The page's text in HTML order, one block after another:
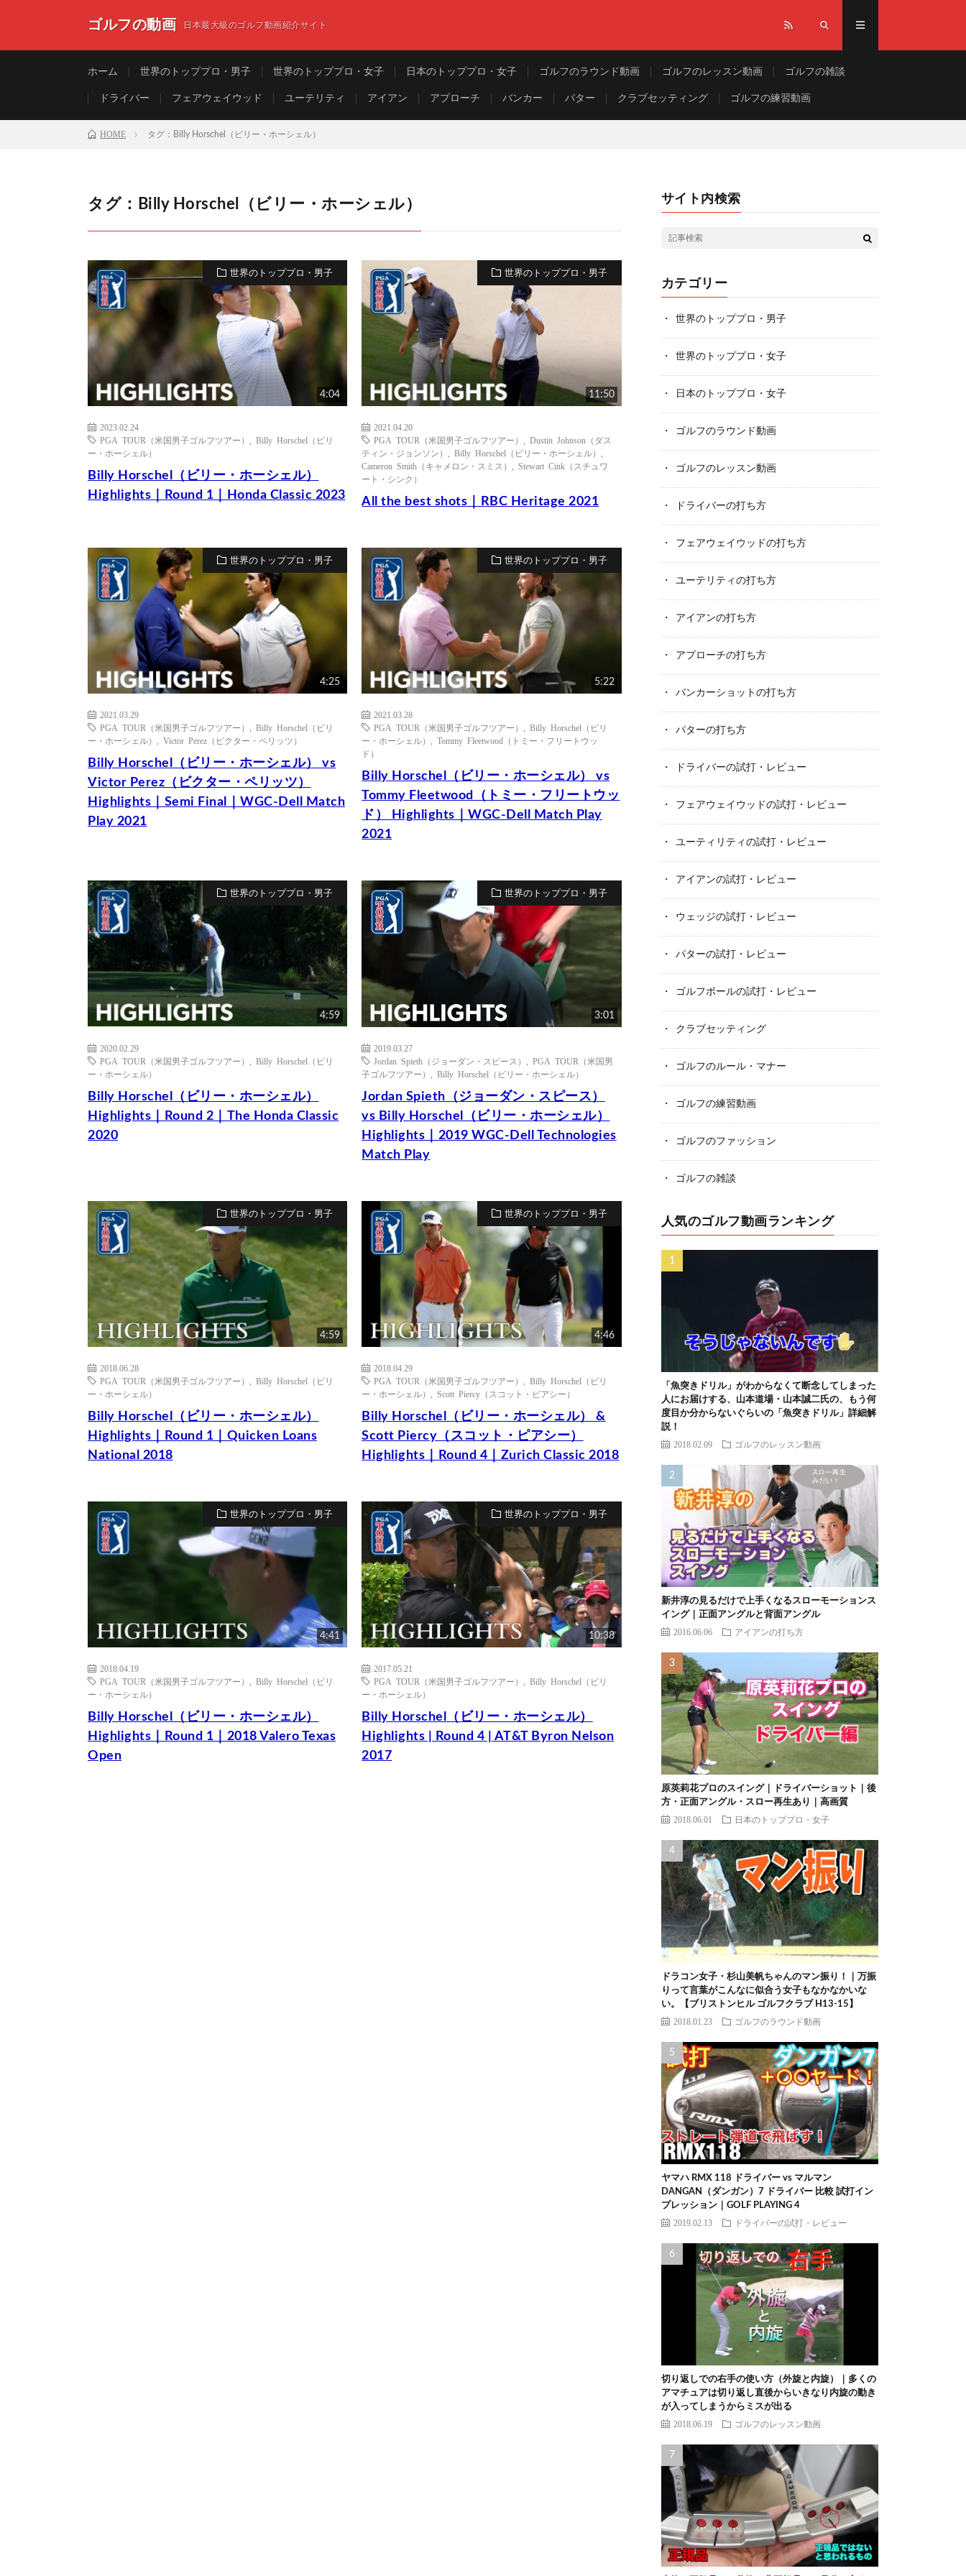
ゴルフの動画 日本最大級のゴルフ動画紹介サイト
ホーム 世界のトッププロ・男子 世界のトッププロ・女子 日本のトッププロ・女子 ゴルフのラウンド動画 ゴルフのレッスン動画 ゴルフの雑談
ドライバー フェアウェイウッド ユーテリティ アイアン アプローチ バンカー パター クラブセッティング ゴルフの練習動画
HOME タグ：Billy Horschel（ビリー・ホーシェル）
タグ：Billy Horschel（ビリー・ホーシェル）
世界のトッププロ・男子
4:04
2023.02.24
PGA TOUR（米国男子ゴルフツアー）
Billy Horschel（ビリ
ー・ホーシェル）
Billy Horschel（ビリー・ホーシェル）
Highlights｜Round 1｜Honda Classic 2023
世界のトッププロ・男子
11:50
2021.04.20
PGA TOUR（米国男子ゴルフツアー）
,Dustin Johnson（ダス
ティン・ジョンソン）
,Billy Horschel（ビリー・ホーシェル）
Cameron Smith（キャメロン・スミス）
Stewart Cink（スチュワ
ート・シンク）
All the best shots｜RBC Heritage 2021
世界のトッププロ・男子
4:25
2021.03.29
PGA TOUR（米国男子ゴルフツアー）
Billy Horschel（ビリ
ー・ホーシェル）
Victor Perez（ビクター・ペリッツ）
Billy Horschel（ビリー・ホーシェル） vs
Victor Perez（ビクター・ペリッツ）
Highlights｜Semi Final｜WGC-Dell Match
Play 2021
世界のトッププロ・男子
5:22
2021.03.28
PGA TOUR（米国男子ゴルフツアー）
,Billy Horschel（ビリ
ー・ホーシェル）
,Tommy Fleetwood（トミー・フリートウッ
ド）
Billy Horschel（ビリー・ホーシェル） vs
Tommy Fleetwood（トミー・フリートウッ
ド） Highlights｜WGC-Dell Match Play
2021
世界のトッププロ・男子
4:59
2020.02.29
PGA TOUR（米国男子ゴルフツアー）
Billy Horschel（ビリ
ー・ホーシェル）
Billy Horschel（ビリー・ホーシェル）
Highlights｜Round 2｜The Honda Classic
2020
世界のトッププロ・男子
3:01
2019.03.27
Jordan Spieth（ジョーダン・スピース）
,PGA TOUR（米国男
子ゴルフツアー）
,Billy Horschel（ビリー・ホーシェル）
Jordan Spieth（ジョーダン・スピース）
vs Billy Horschel（ビリー・ホーシェル）
Highlights｜2019 WGC-Dell Technologies
Match Play
世界のトッププロ・男子
4:59
2018.06.28
PGA TOUR（米国男子ゴルフツアー）
Billy Horschel（ビリ
ー・ホーシェル）
Billy Horschel（ビリー・ホーシェル）
Highlights｜Round 1｜Quicken Loans
National 2018
世界のトッププロ・男子
4:46
2018.04.29
PGA TOUR（米国男子ゴルフツアー）
,Billy Horschel（ビリ
ー・ホーシェル）
Scott Piercy（スコット・ピアシー）
Billy Horschel（ビリー・ホーシェル） &
Scott Piercy（スコット・ピアシー）
Highlights｜Round 4｜Zurich Classic 2018
世界のトッププロ・男子
4:41
2018.04.19
PGA TOUR（米国男子ゴルフツアー）
Billy Horschel（ビリ
ー・ホーシェル）
Billy Horschel（ビリー・ホーシェル）
Highlights｜Round 1｜2018 Valero Texas
Open
世界のトッププロ・男子
10:38
2017.05.21
PGA TOUR（米国男子ゴルフツアー）
,Billy Horschel（ビリ
ー・ホーシェル）
Billy Horschel（ビリー・ホーシェル）
Highlights | Round 4 | AT&T Byron Nelson
2017
サイト内検索
カテゴリー
世界のトッププロ・男子
世界のトッププロ・女子
日本のトッププロ・女子
ゴルフのラウンド動画
ゴルフのレッスン動画
ドライバーの打ち方
フェアウェイウッドの打ち方
ユーテリティの打ち方
アイアンの打ち方
アプローチの打ち方
バンカーショットの打ち方
パターの打ち方
ドライバーの試打・レビュー
フェアウェイウッドの試打・レビュー
ユーティリティの試打・レビュー
アイアンの試打・レビュー
ウェッジの試打・レビュー
パターの試打・レビュー
ゴルフボールの試打・レビュー
クラブセッティング
ゴルフのルール・マナー
ゴルフの練習動画
ゴルフのファッション
ゴルフの雑談
人気のゴルフ動画ランキング
「魚突きドリル」がわからなくて断念してしまった
人にお届けする、山本道場・山本誠二氏の、もう何
度目か分からないぐらいの「魚突きドリル」詳細解
説！
2018.02.09 ゴルフのレッスン動画
新井淳の見るだけで上手くなるスローモーションス
イング｜正面アングルと背面アングル
2016.06.06 アイアンの打ち方
原英莉花プロのスイング｜ドライバーショット｜後
方・正面アングル・スロー再生あり｜高画質
2018.06.01 日本のトッププロ・女子
ドラコン女子・杉山美帆ちゃんのマン振り！｜万振
りって言葉がこんなに似合う女子もなかなかいな
い。【ブリストンヒル ゴルフクラブ H13-15】
2018.01.23 ゴルフのラウンド動画
ヤマハ RMX 118 ドライバー vs マルマン
DANGAN（ダンガン）7 ドライバー 比較 試打イン
プレッション｜GOLF PLAYING 4
2019.02.13 ドライバーの試打・レビュー
切り返しでの右手の使い方（外旋と内旋）｜多くの
アマチュアは切り返し直後からいきなり内旋の動き
が入ってしまうからミスが出る
2018.06.19 ゴルフのレッスン動画